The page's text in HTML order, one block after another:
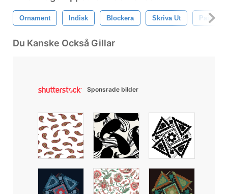
Ornament Indisk Blockera Skriva Ut Paisley
Du Kanske Också Gillar
Sponsrade bilder